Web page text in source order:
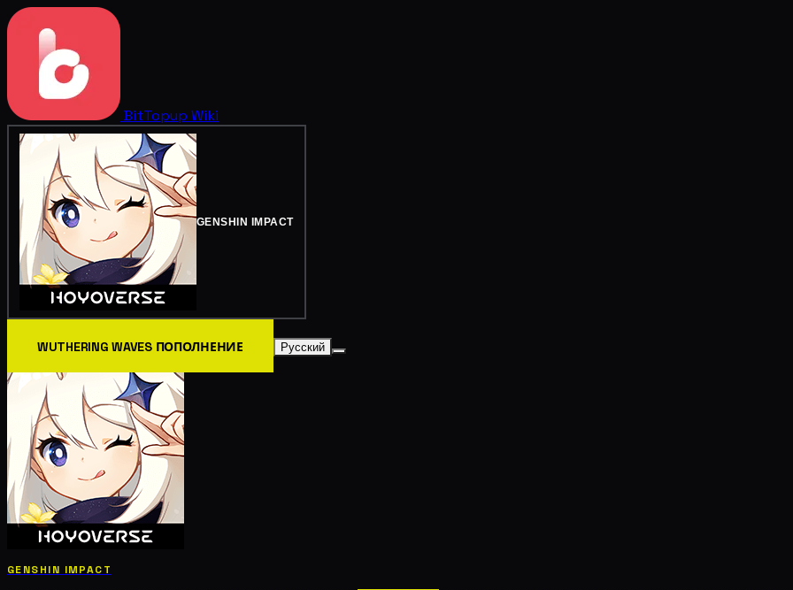
BitTopup Wiki
GENSHIN IMPACT
WUTHERING WAVES ПОПОЛНЕНИЕ Русский
GENSHIN IMPACT